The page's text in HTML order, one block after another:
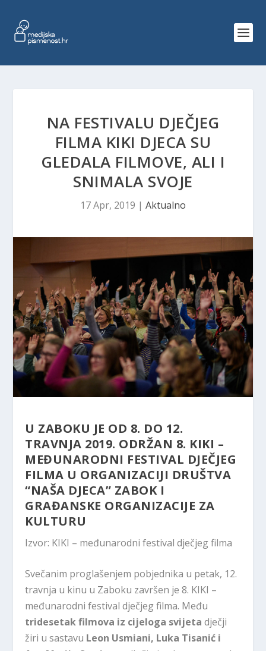
NA FESTIVALU DJEČJEG
FILMA KIKI DJECA SU
GLEDALA FILMOVE, ALI I
SNIMALA SVOJE
17 Apr, 2019 | Aktualno
U ZABOKU JE OD 8. DO 12.
TRAVNJA 2019. ODRŽAN 8. KIKI –
MEĐUNARODNI FESTIVAL DJEČJEG
FILMA U ORGANIZACIJI DRUŠTVA
“NAŠA DJECA” ZABOK I
GRAĐANSKE ORGANIZACIJE ZA
KULTURU
Izvor: KIKI – međunarodni festival dječjeg filma
Svečanim proglašenjem pobjednika u petak, 12.
travnja u kinu u Zaboku završen je 8. KIKI –
međunarodni festival dječjeg filma. Među
tridesetak filmova iz cijeloga svijeta dječji
žiri u sastavu Leon Usmiani, Luka Tisanić i